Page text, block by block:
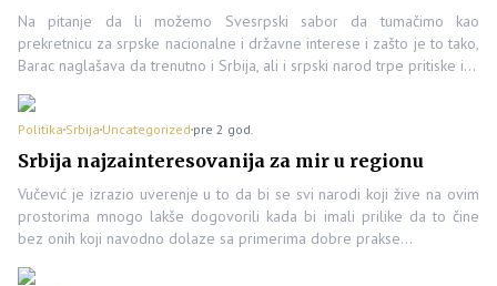
Na pitanje da li možemo Svesrpski sabor da tumačimo kao
prekretnicu za srpske nacionalne i državne interese i zašto je to tako,
Barac naglašava da trenutno i Srbija, ali i srpski narod trpe pritiske i…
Politika Srbija Uncategorized pre 2 god.
Srbija najzainteresovanija za mir u regionu
Vučević je izrazio uverenje u to da bi se svi narodi koji žive na ovim
prostorima mnogo lakše dogovorili kada bi imali prilike da to čine
bez onih koji navodno dolaze sa primerima dobre prakse…